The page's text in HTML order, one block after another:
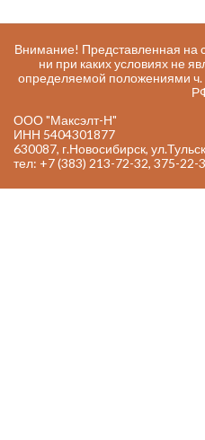
Внимание! Представленная на
ни при каких условиях не
определяемой положениями ч.
ООО "Максэлт-Н"
ИНН 5404301877
630087, г.Новосибирск,
тел: +7 (383) 213-72-32, 375-22-